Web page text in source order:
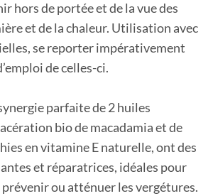
hors de portée et de la vue des
et de la chaleur. Utilisation avec
se reporter impérativement
de celles-ci.
parfaite de 2 huiles
bio de macadamia et de
en vitamine E naturelle, ont des
et réparatrices, idéales pour
ou atténuer les vergétures.